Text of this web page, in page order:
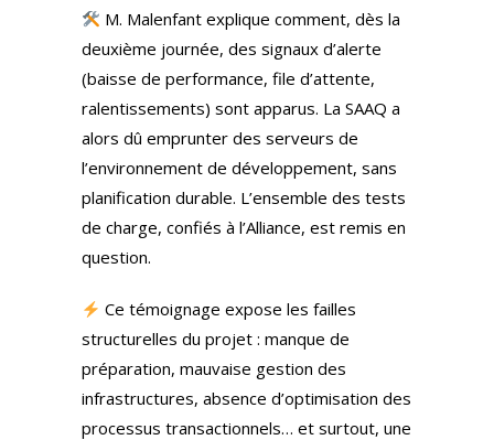
M. Malenfant explique comment, dès la
deuxième journée, des signaux d’alerte
(baisse de performance, file d’attente,
ralentissements) sont apparus. La SAAQ a
alors dû emprunter des serveurs de
l’environnement de développement, sans
planification durable. L’ensemble des tests
de charge, confiés à l’Alliance, est remis en
question.
Ce témoignage expose les failles
structurelles du projet : manque de
préparation, mauvaise gestion des
infrastructures, absence d’optimisation des
processus transactionnels… et surtout, une